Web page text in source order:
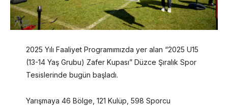
2025 Yılı Faaliyet Programımızda yer alan “2025 U15
(13-14 Yaş Grubu) Zafer Kupası” Düzce Şıralık Spor
Tesislerinde bugün başladı.
Yarışmaya 46 Bölge, 121 Kulüp, 598 Sporcu